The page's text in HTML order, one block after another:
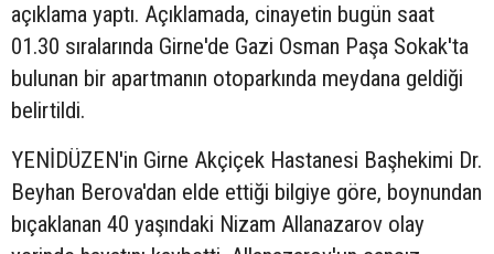
açıklama yaptı. Açıklamada, cinayetin bugün saat
01.30 sıralarında Girne'de Gazi Osman Paşa Sokak'ta
bulunan bir apartmanın otoparkında meydana geldiği
belirtildi.
YENİDÜZEN'in Girne Akçiçek Hastanesi Başhekimi Dr.
Beyhan Berova'dan elde ettiği bilgiye göre, boynundan
bıçaklanan 40 yaşındaki Nizam Allanazarov olay